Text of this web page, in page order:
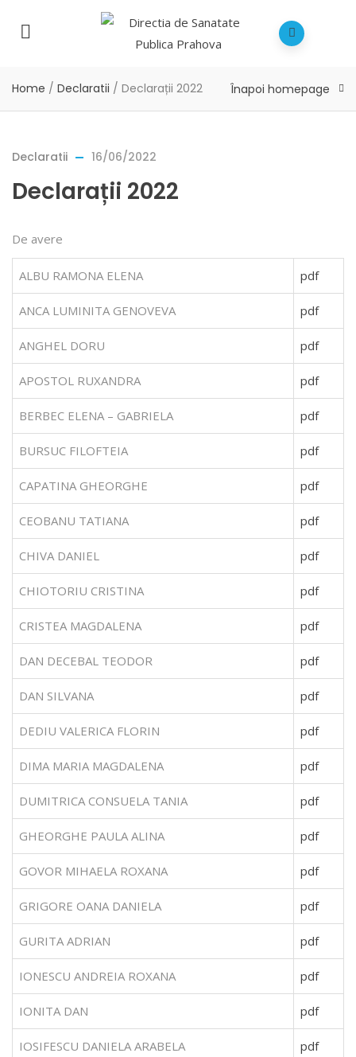
Home / Declaratii / Declarații 2022 Înapoi homepage
Declaratii 16/06/2022
Declarații 2022
De avere
ALBU RAMONA ELENA pdf
ANCA LUMINITA GENOVEVA pdf
ANGHEL DORU pdf
APOSTOL RUXANDRA pdf
BERBEC ELENA – GABRIELA pdf
BURSUC FILOFTEIA pdf
CAPATINA GHEORGHE pdf
CEOBANU TATIANA pdf
CHIVA DANIEL pdf
CHIOTORIU CRISTINA pdf
CRISTEA MAGDALENA pdf
DAN DECEBAL TEODOR pdf
DAN SILVANA pdf
DEDIU VALERICA FLORIN pdf
DIMA MARIA MAGDALENA pdf
DUMITRICA CONSUELA TANIA pdf
GHEORGHE PAULA ALINA pdf
GOVOR MIHAELA ROXANA pdf
GRIGORE OANA DANIELA pdf
GURITA ADRIAN pdf
IONESCU ANDREIA ROXANA pdf
IONITA DAN pdf
IOSIFESCU DANIELA ARABELA pdf